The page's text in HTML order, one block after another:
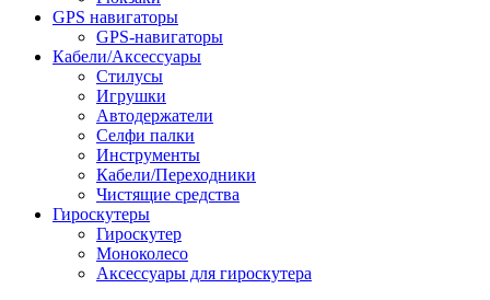
GPS навигаторы
GPS-навигаторы
Кабели/Аксессуары
Стилусы
Игрушки
Автодержатели
Селфи палки
Инструменты
Кабели/Переходники
Чистящие средства
Гироскутеры
Гироскутер
Моноколесо
Аксессуары для гироскутера